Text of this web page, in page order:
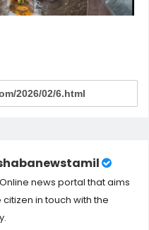
news portal that aims
in touch with the